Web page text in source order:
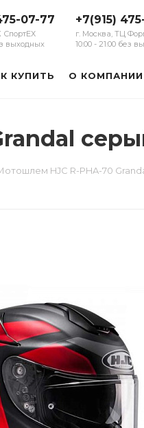
07-77
СпортЕХ
выходных
+7(915)
г. Москва, ТЦ
10:00 - 21:00 без
КУПИТЬ О КОМПАНИИ
HJC R-PHA-70